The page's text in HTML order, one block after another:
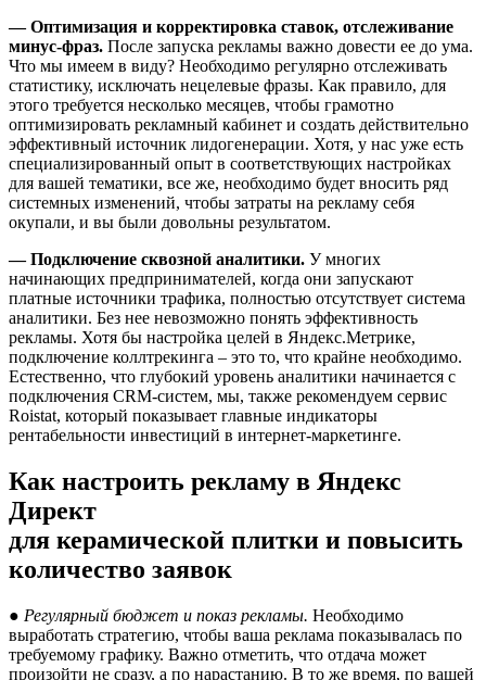
— Оптимизация и корректировка ставок, отслеживание
минус-фраз. После запуска рекламы важно довести ее до ума.
Что мы имеем в виду? Необходимо регулярно отслеживать
статистику, исключать нецелевые фразы. Как правило, для
этого требуется несколько месяцев, чтобы грамотно
оптимизировать рекламный кабинет и создать действительно
эффективный источник лидогенерации. Хотя, у нас уже есть
специализированный опыт в соответствующих настройках
для вашей тематики, все же, необходимо будет вносить ряд
системных изменений, чтобы затраты на рекламу себя
окупали, и вы были довольны результатом.
— Подключение сквозной аналитики. У многих
начинающих предпринимателей, когда они запускают
платные источники трафика, полностью отсутствует система
аналитики. Без нее невозможно понять эффективность
рекламы. Хотя бы настройка целей в Яндекс.Метрике,
подключение коллтрекинга – это то, что крайне необходимо.
Естественно, что глубокий уровень аналитики начинается с
подключения CRM-систем, мы, также рекомендуем сервис
Roistat, который показывает главные индикаторы
рентабельности инвестиций в интернет-маркетинге.
Как настроить рекламу в Яндекс
Директ
для керамической плитки и повысить
количество заявок
● Регулярный бюджет и показ рекламы. Необходимо
выработать стратегию, чтобы ваша реклама показывалась по
требуемому графику. Важно отметить, что отдача может
произойти не сразу, а по нарастанию. В то же время, по вашей